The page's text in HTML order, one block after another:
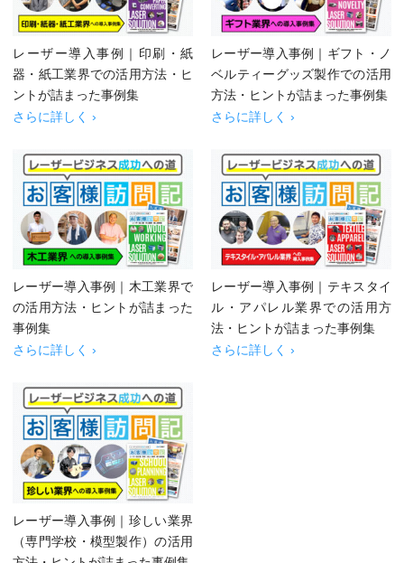
レーザー導入事例｜印刷・紙
器・紙工業界での活用方法・ヒ
ントが詰まった事例集
さらに詳しく ›
レーザー導入事例｜ギフト・ノ
ベルティーグッズ製作での活用
方法・ヒントが詰まった事例集
さらに詳しく ›
レーザー導入事例｜木工業界で
の活用方法・ヒントが詰まった
事例集
さらに詳しく ›
レーザー導入事例｜テキスタイ
ル・アパレル業界での活用方
法・ヒントが詰まった事例集
さらに詳しく ›
レーザー導入事例｜珍しい業界
（専門学校・模型製作）の活用